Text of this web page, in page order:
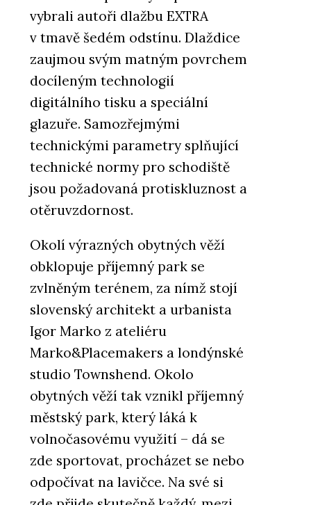
vybrali autoři dlažbu EXTRA
v tmavě šedém odstínu. Dlaždice
zaujmou svým matným povrchem
docíleným technologií
digitálního tisku a speciální
glazuře. Samozřejmými
technickými parametry splňující
technické normy pro schodiště
jsou požadovaná protiskluznost a
otěruvzdornost.
Okolí výrazných obytných věží
obklopuje příjemný park se
zvlněným terénem, za nímž stojí
slovenský architekt a urbanista
Igor Marko z ateliéru
Marko&Placemakers a londýnské
studio Townshend. Okolo
obytných věží tak vznikl příjemný
městský park, který láká k
volnočasovému využití – dá se
zde sportovat, procházet se nebo
odpočívat na lavičce. Na své si